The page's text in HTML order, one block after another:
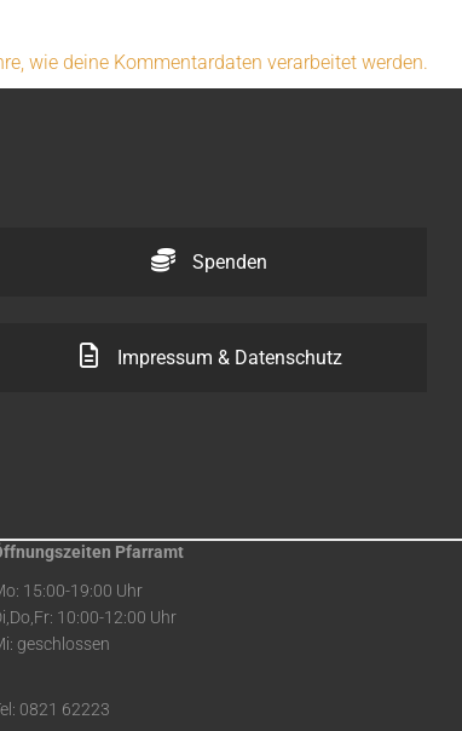
wie deine Kommentardaten verarbeitet werden.
Spenden
Impressum & Datenschutz
Pfarramt
15:00-19:00 Uhr
10:00-12:00 Uhr
geschlossen
0821 62223